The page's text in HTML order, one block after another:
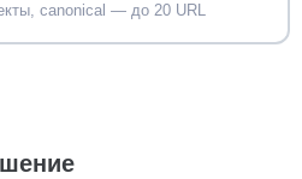
canonical — до 20 URL